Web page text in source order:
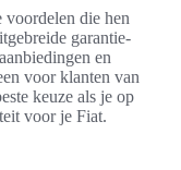
die hen
garantie-
en
voor klanten van
keuze als je op
voor je Fiat.